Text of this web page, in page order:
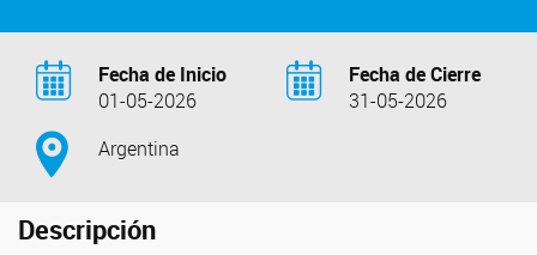
Fecha de Inicio
01-05-2026
Fecha de Cierre
31-05-2026
Argentina
Descripción